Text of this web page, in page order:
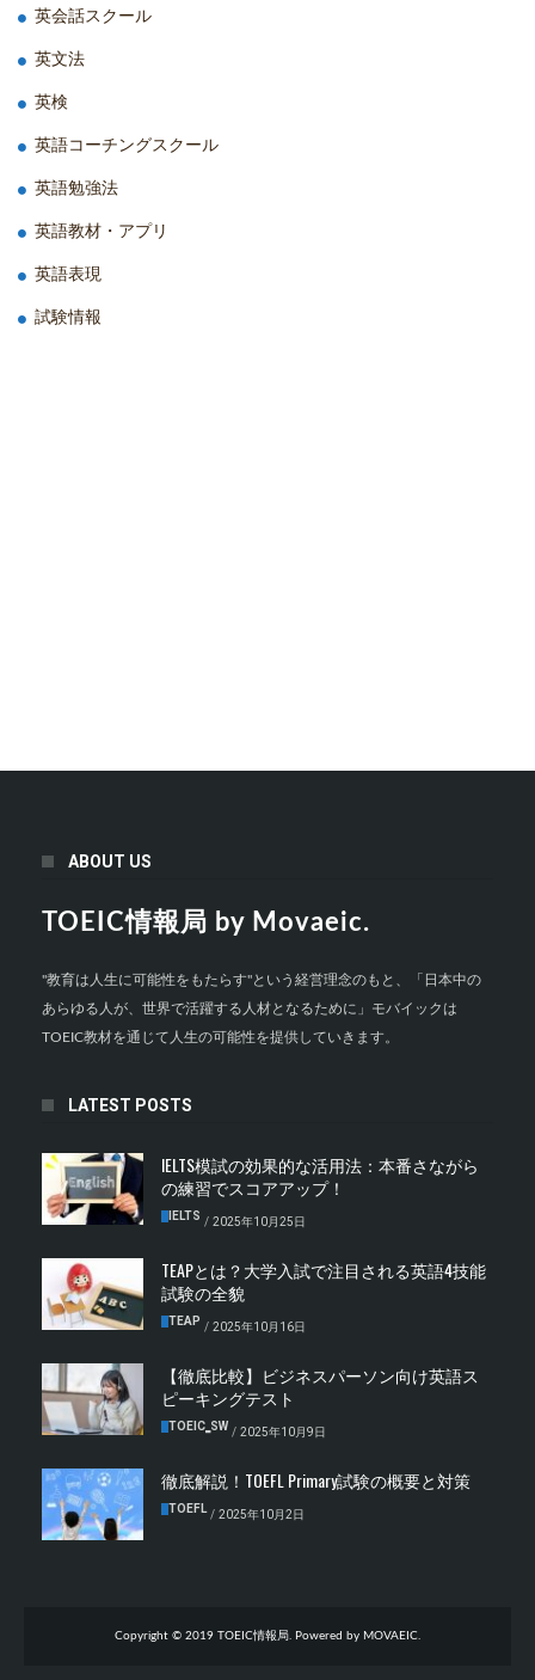
英会話スクール
英文法
英検
英語コーチングスクール
英語勉強法
英語教材・アプリ
英語表現
試験情報
ABOUT US
TOEIC情報局 by Movaeic.
"教育は人生に可能性をもたらす"という経営理念のもと、「日本中の
あらゆる人が、世界で活躍する人材となるために」モバイックは
TOEIC教材を通じて人生の可能性を提供していきます。
LATEST POSTS
IELTS模試の効果的な活用法：本番さながら
の練習でスコアアップ！
IELTS / 2025年10月25日
TEAPとは？大学入試で注目される英語4技能
試験の全貌
TEAP / 2025年10月16日
【徹底比較】ビジネスパーソン向け英語ス
ピーキングテスト
TOEIC‗SW / 2025年10月9日
徹底解説！TOEFL Primary試験の概要と対策
TOEFL / 2025年10月2日
Copyright © 2019 TOEIC情報局. Powered by MOVAEIC.